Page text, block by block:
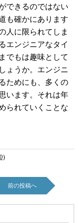
できるのではない
も確かにあります
人に限られてしま
エンジニアなタイ
でもは趣味として
ょうか。エンジニ
ためにも、多くの
います。それは年
られていくことな
前の投稿へ